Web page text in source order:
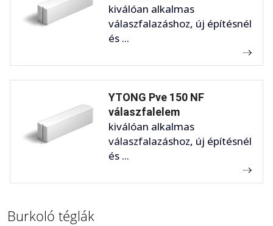
kiválóan alkalmas
válaszfalazáshoz, új építésnél
és ...
YTONG Pve 150 NF
válaszfalelem
kiválóan alkalmas
válaszfalazáshoz, új építésnél
és ...
Burkoló téglák